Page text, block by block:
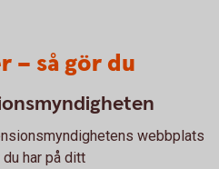
– så gör du
webbplats
har på ditt